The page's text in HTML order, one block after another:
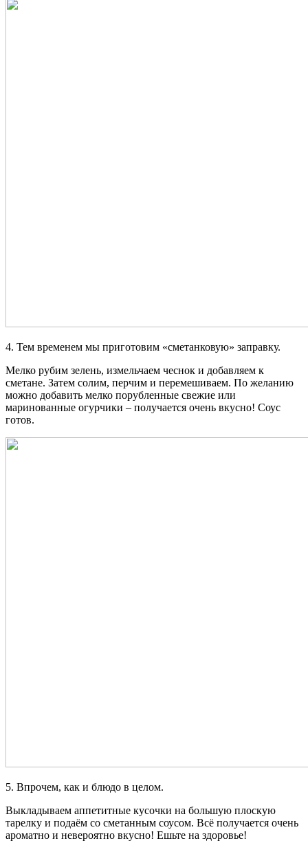
4. Тем временем мы приготовим «сметанковую» заправку.
Мелко рубим зелень, измельчаем чеснок и добавляем к
сметане. Затем солим, перчим и перемешиваем. По желанию
можно добавить мелко порубленные свежие или
маринованные огурчики – получается очень вкусно! Соус
готов.
5. Впрочем, как и блюдо в целом.
Выкладываем аппетитные кусочки на большую плоскую
тарелку и подаём со сметанным соусом. Всё получается очень
ароматно и невероятно вкусно! Ешьте на здоровье!